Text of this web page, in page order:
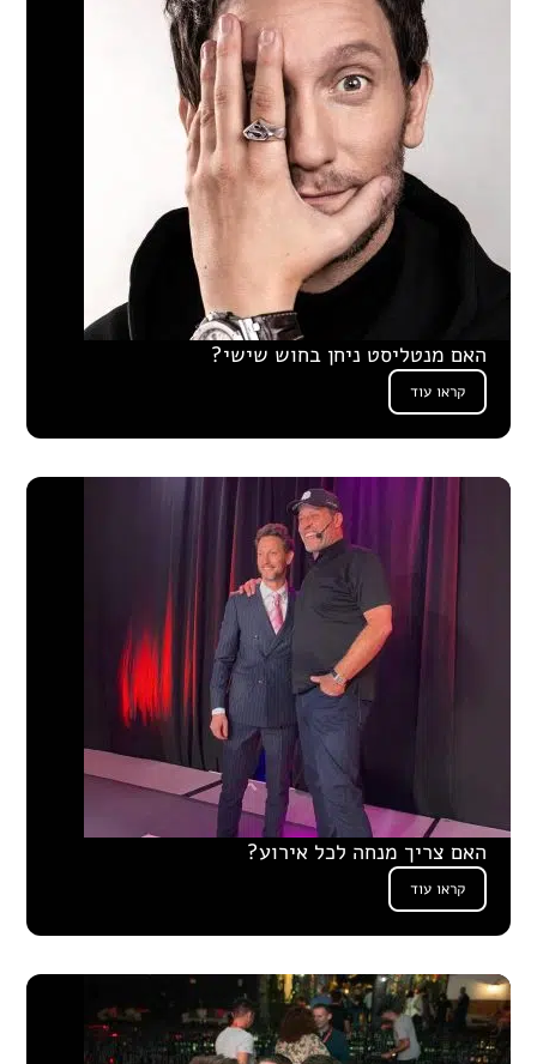
האם מנטליסט ניחן בחוש שישי?
קראו עוד
האם צריך מנחה לכל אירוע?
קראו עוד